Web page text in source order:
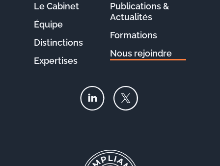
Le Cabinet
Équipe
Distinctions
Expertises
Publications &
Actualités
Formations
Nous rejoindre